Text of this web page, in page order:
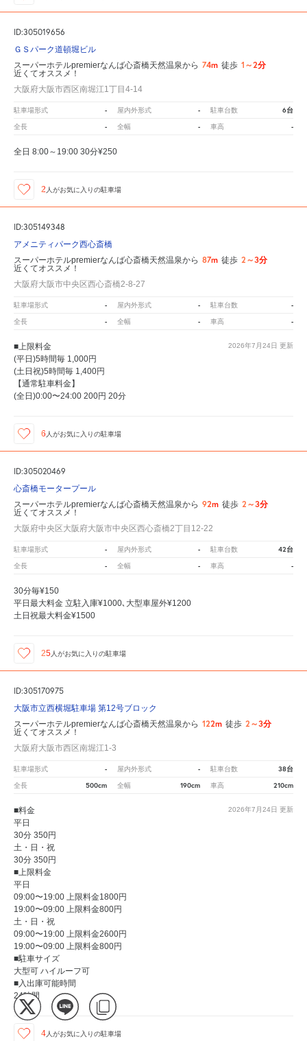
ID:305019656
ＧＳパーク道頓堀ビル
スーパーホテルpremierなんば心斎橋天然温泉から 74m 徒歩 1～2分
近くてオススメ！
大阪府大阪市西区南堀江1丁目4-14
駐車場形式 - 屋内外形式 - 駐車台数 6台
全長 - 全幅 - 車高 -
全日 8:00～19:00 30分¥250
2 人がお気に入りの駐車場
ID:305149348
アメニティパーク西心斎橋
スーパーホテルpremierなんば心斎橋天然温泉から 87m 徒歩 2～3分
近くてオススメ！
大阪府大阪市中央区西心斎橋2-8-27
駐車場形式 - 屋内外形式 - 駐車台数 -
全長 - 全幅 - 車高 -
2026年7月24日 更新
■上限料金
(平日)5時間毎 1,000円
(土日祝)5時間毎 1,400円
【通常駐車料金】
(全日)0:00〜24:00 200円 20分
6 人がお気に入りの駐車場
ID:305020469
心斎橋モータープール
スーパーホテルpremierなんば心斎橋天然温泉から 92m 徒歩 2～3分
近くてオススメ！
大阪府中央区大阪府大阪市中央区西心斎橋2丁目12-22
駐車場形式 - 屋内外形式 - 駐車台数 42台
全長 - 全幅 - 車高 -
30分毎¥150
平日最大料金 立駐入庫¥1000､大型車屋外¥1200
土日祝最大料金¥1500
25 人がお気に入りの駐車場
ID:305170975
大阪市立西横堀駐車場 第12号ブロック
スーパーホテルpremierなんば心斎橋天然温泉から 122m 徒歩 2～3分
近くてオススメ！
大阪府大阪市西区南堀江1-3
駐車場形式 - 屋内外形式 - 駐車台数 38台
全長 500cm 全幅 190cm 車高 210cm
2026年7月24日 更新
■料金
平日
30分 350円
土・日・祝
30分 350円
■上限料金
平日
09:00〜19:00 上限料金1800円
19:00〜09:00 上限料金800円
土・日・祝
09:00〜19:00 上限料金2600円
19:00〜09:00 上限料金800円
■駐車サイズ
大型可 ハイルーフ可
■入出庫可能時間
24時間
4 人がお気に入りの駐車場